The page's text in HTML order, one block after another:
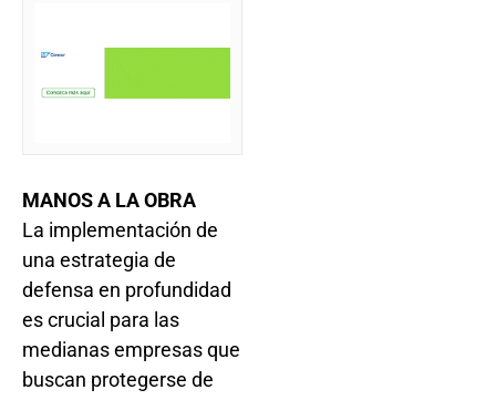
MANOS A LA OBRA
La implementación de
una estrategia de
defensa en profundidad
es crucial para las
medianas empresas que
buscan protegerse de